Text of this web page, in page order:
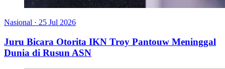
Nasional · 25 Jul 2026
Juru Bicara Otorita IKN Troy Pantouw Meninggal
Dunia di Rusun ASN